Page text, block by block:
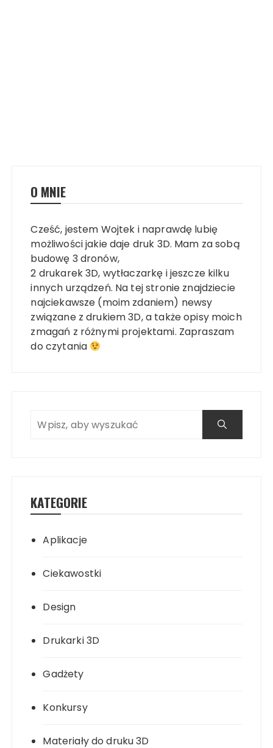
O MNIE
Cześć, jestem Wojtek i naprawdę lubię
możliwości jakie daje druk 3D. Mam za sobą
budowę 3 dronów,
2 drukarek 3D, wytłaczarkę i jeszcze kilku
innych urządzeń. Na tej stronie znajdziecie
najciekawsze (moim zdaniem) newsy
związane z drukiem 3D, a także opisy moich
zmagań z różnymi projektami. Zapraszam
do czytania
KATEGORIE
Aplikacje
Ciekawostki
Design
Drukarki 3D
Gadżety
Konkursy
Materiały do druku 3D